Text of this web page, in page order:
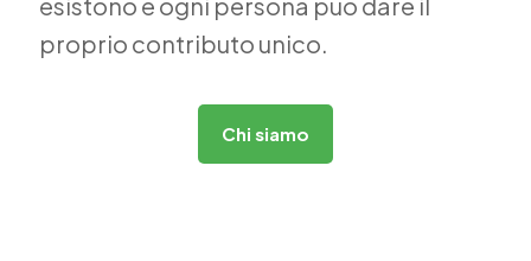
proprio contributo unico.
Chi siamo